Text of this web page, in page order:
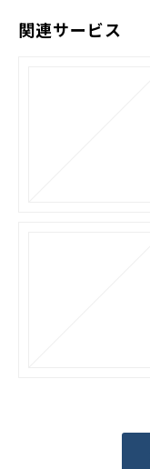
関連サービス